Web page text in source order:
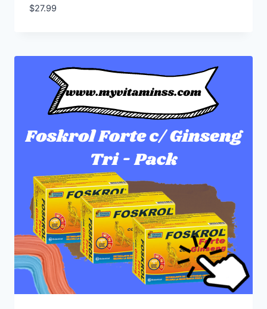
$27.99